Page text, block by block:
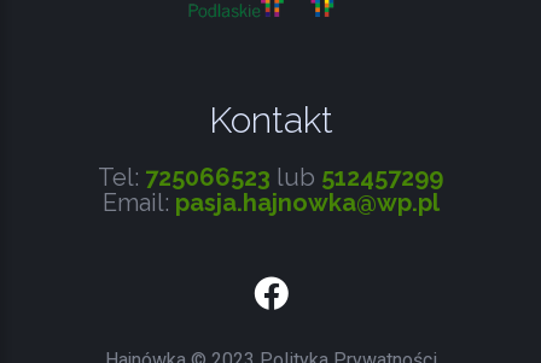
Kontakt
Tel: 725066523 lub 512457299
Email: pasja.hajnowka@wp.pl
Facebook